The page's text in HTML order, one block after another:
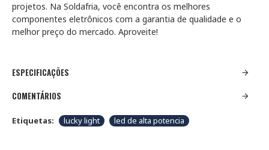
projetos. Na Soldafria, você encontra os melhores
componentes eletrônicos com a garantia de qualidade e o
melhor preço do mercado. Aproveite!
ESPECIFICAÇÕES
COMENTÁRIOS
Etiquetas: lucky light led de alta potencia